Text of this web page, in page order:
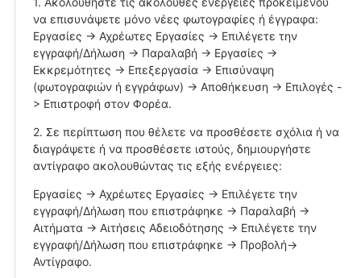
να επισυνάψετε μόνο νέες φωτογραφίες ή έγγραφα:
Εργασίες -> Αχρέωτες Εργασίες -> Επιλέγετε την
εγγραφή/Δήλωση -> Παραλαβή -> Εργασίες ->
Εκκρεμότητες -> Επεξεργασία -> Επισύναψη
(φωτογραφιών ή εγγράφων) -> Αποθήκευση -> Επιλογές -
> Επιστροφή στον Φορέα.
2. Σε περίπτωση που θέλετε να προσθέσετε σχόλια ή να
διαγράψετε ή να προσθέσετε ιστούς, δημιουργήστε
αντίγραφο ακολουθώντας τις εξής ενέργειες:
Εργασίες -> Αχρέωτες Εργασίες -> Επιλέγετε την
εγγραφή/Δήλωση που επιστράφηκε -> Παραλαβή ->
Αιτήματα -> Αιτήσεις Αδειοδότησης -> Επιλέγετε την
εγγραφή/Δήλωση που επιστράφηκε -> Προβολή->
Αντίγραφο.